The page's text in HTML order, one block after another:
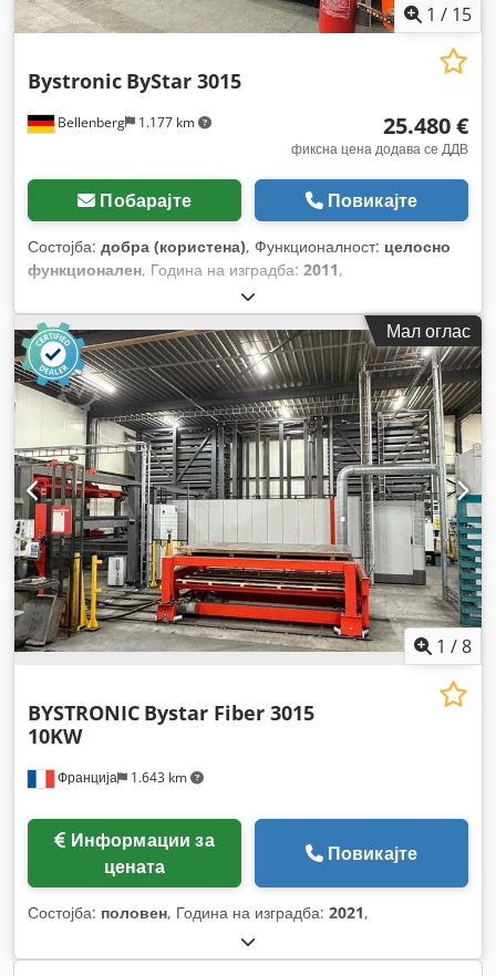
1 / 15
Bellenberg 1.177 km
Bystronic ByStar 3015
25.480 €
фиксна цена додава се ДДВ
Побарајте Повикајте
Состојба: добра (користена), Функционалност: целосно
функционален, Година на изградба: 2011,
Мал оглас
1 /8
Франција 1.643 km
BYSTRONIC Bystar Fiber 3015
10KW
цената
Повикајте
Состојба: половен, Година на изградба: 2021,